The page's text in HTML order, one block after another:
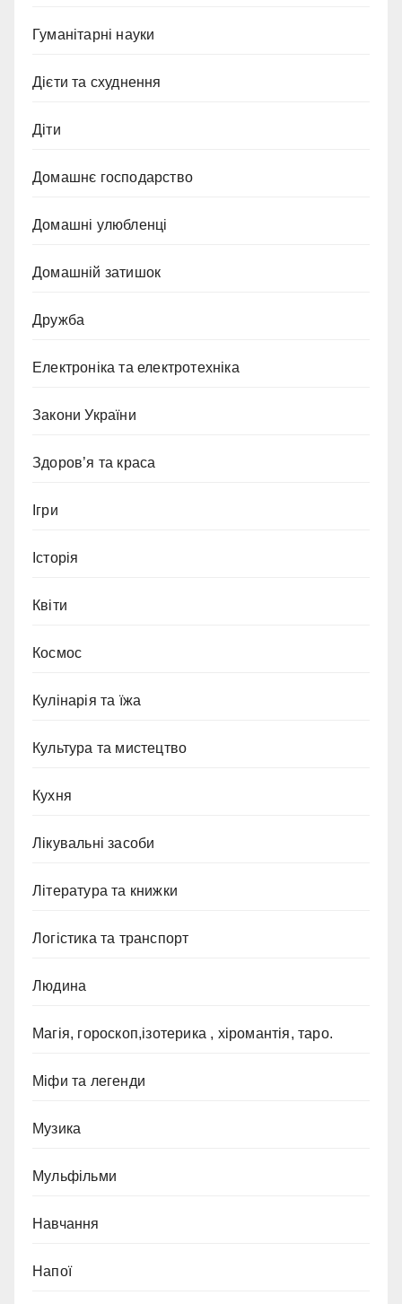
Гуманітарні науки
Дієти та схуднення
Діти
Домашнє господарство
Домашні улюбленці
Домашній затишок
Дружба
Електроніка та електротехніка
Закони України
Здоров’я та краса
Ігри
Історія
Квіти
Космос
Кулінарія та їжа
Культура та мистецтво
Кухня
Лікувальні засоби
Література та книжки
Логістика та транспорт
Людина
Магія, гороскоп,ізотерика , хіромантія, таро.
Міфи та легенди
Музика
Мульфільми
Навчання
Напої